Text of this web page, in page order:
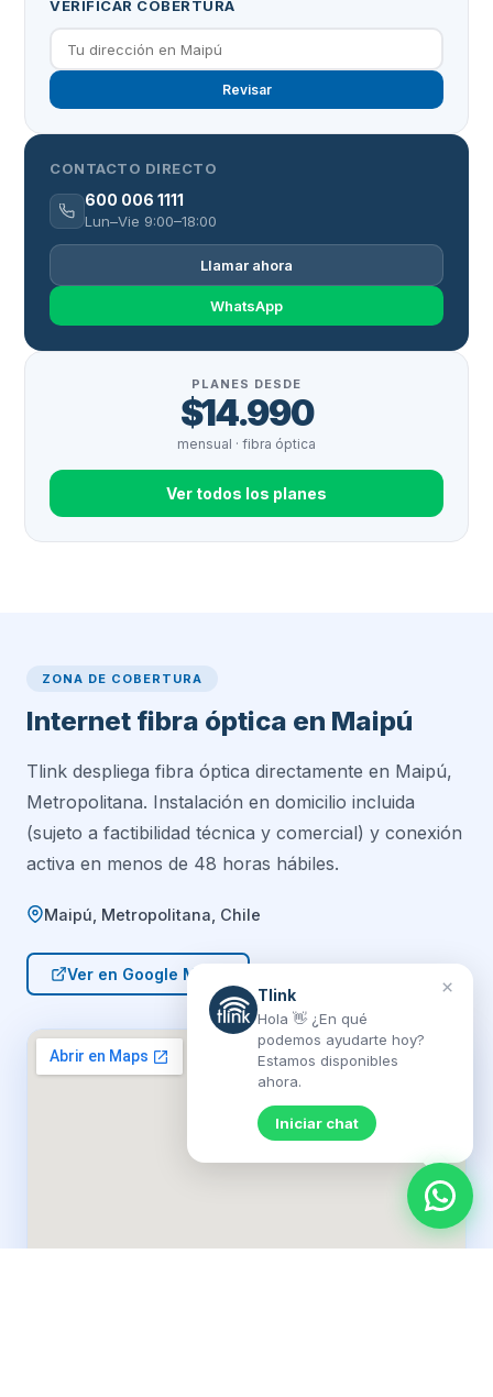
VERIFICAR COBERTURA
Revisar
CONTACTO DIRECTO
600 006 1111
Lun–Vie 9:00–18:00
Llamar ahora
WhatsApp
PLANES DESDE
$14.990
mensual · fibra óptica
Ver todos los planes
ZONA DE COBERTURA
Internet fibra óptica en Maipú
Tlink despliega fibra óptica directamente en Maipú,
Metropolitana. Instalación en domicilio incluida
(sujeto a factibilidad técnica y comercial) y conexión
activa en menos de 48 horas hábiles.
Maipú, Metropolitana, Chile
Ver en Google Maps
×
Tlink
Hola 👋 ¿En qué
podemos ayudarte hoy?
Estamos disponibles
ahora.
Iniciar chat